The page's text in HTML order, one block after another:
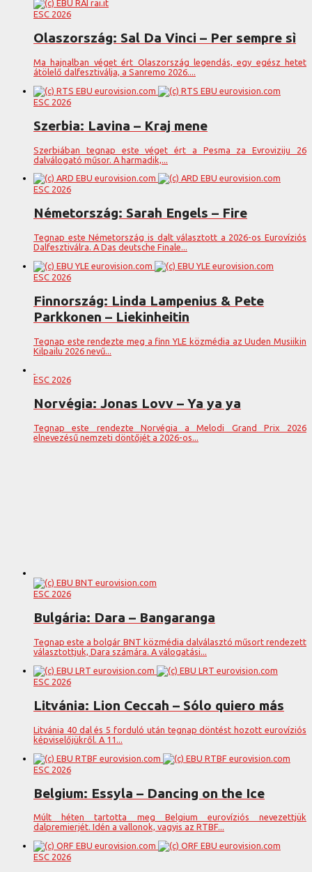
ESC 2026
Olaszország: Sal Da Vinci – Per sempre sì
Ma hajnalban véget ért Olaszország legendás, egy egész hetet
átölelő dalfesztiválja, a Sanremo 2026....
ESC 2026
Szerbia: Lavina – Kraj mene
Szerbiában tegnap este véget ért a Pesma za Evroviziju 26
dalválogató műsor. A harmadik,...
ESC 2026
Németország: Sarah Engels – Fire
Tegnap este Németország is dalt választott a 2026-os Eurovíziós
Dalfesztiválra. A Das deutsche Finale...
ESC 2026
Finnország: Linda Lampenius & Pete
Parkkonen – Liekinheitin
Tegnap este rendezte meg a finn YLE közmédia az Uuden Musiikin
Kilpailu 2026 nevű...
ESC 2026
Norvégia: Jonas Lovv – Ya ya ya
Tegnap este rendezte Norvégia a Melodi Grand Prix 2026
elnevezésű nemzeti döntőjét a 2026-os...
ESC 2026
Bulgária: Dara – Bangaranga
Tegnap este a bolgár BNT közmédia dalválasztó műsort rendezett
választottjuk, Dara számára. A válogatási...
ESC 2026
Litvánia: Lion Ceccah – Sólo quiero más
Litvánia 40 dal és 5 forduló után tegnap döntést hozott eurovíziós
képviselőjükről. A 11...
ESC 2026
Belgium: Essyla – Dancing on the Ice
Múlt héten tartotta meg Belgium eurovíziós nevezettjük
dalpremierjét. Idén a vallonok, vagyis az RTBF...
ESC 2026